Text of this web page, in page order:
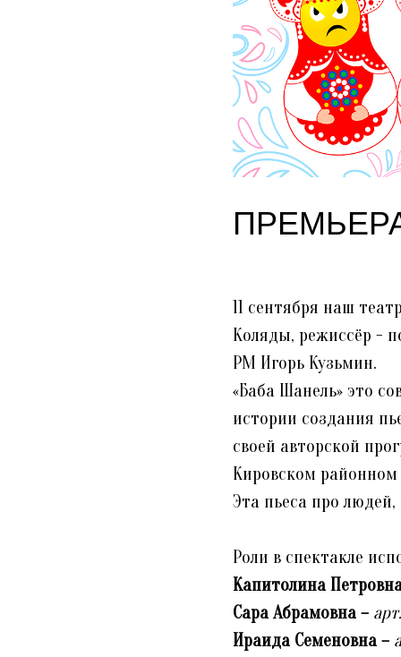
11 сентября наш
Коляды, режиссёр -
РМ Игорь Кузьмин.
«Баба Шанель» это
истории создания
своей авторской
Кировском районном
Эта пьеса про
Роли в спектакле
Капитолина
Сара Абрамовна –
Ираида Семеновна –